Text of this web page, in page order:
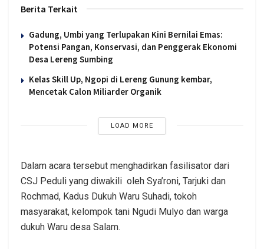
Berita Terkait
Gadung, Umbi yang Terlupakan Kini Bernilai Emas:
Potensi Pangan, Konservasi, dan Penggerak Ekonomi
Desa Lereng Sumbing
Kelas Skill Up, Ngopi di Lereng Gunung kembar,
Mencetak Calon Miliarder Organik
LOAD MORE
Dalam acara tersebut menghadirkan fasilisator dari
CSJ Peduli yang diwakili oleh Sya’roni, Tarjuki dan
Rochmad, Kadus Dukuh Waru Suhadi, tokoh
masyarakat, kelompok tani Ngudi Mulyo dan warga
dukuh Waru desa Salam.